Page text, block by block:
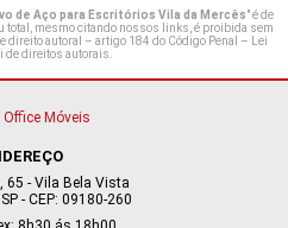
de Aço para Escritórios Vila da Mercês" é de
total, mesmo citando nossos links, é proibida sem
direito autoral – artigo 184 do Código Penal – Lei
de direitos autorais.
65 - Vila Bela Vista
- CEP: 09180-260